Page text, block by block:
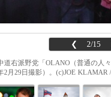
❮ 2/15
道右派野党「OLANO（普通の人
月29日撮影）。(c)JOE KLAMAR